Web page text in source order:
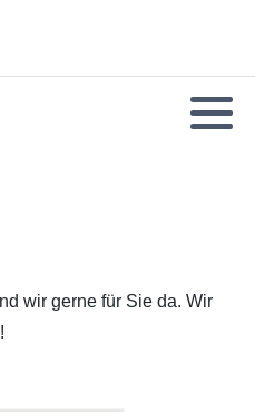
wir gerne für Sie da. Wir